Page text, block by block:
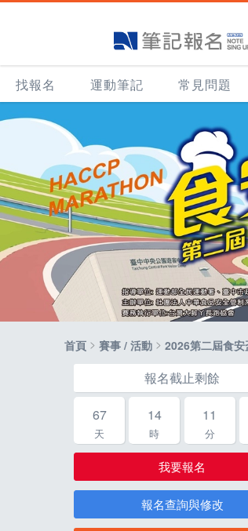
找報名 運動筆記 常見問題
首頁 > 賽事 / 活動 > 2026第二屆食
報名截止剩餘
67
天
14
時
11
分
我要報名
報名查詢與修改